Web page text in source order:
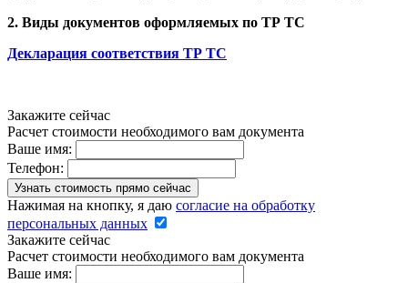
2. Виды документов оформляемых по ТР ТС
Декларация соответствия ТР ТС
Закажите сейчас
Расчет стоимости необходимого вам документа
Ваше имя:
Телефон:
Нажимая на кнопку, я даю согласие на обработку
персональных данных
Закажите сейчас
Расчет стоимости необходимого вам документа
Ваше имя: